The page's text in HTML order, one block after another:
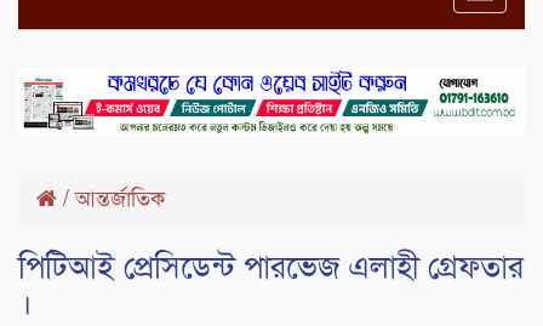
/আন্তর্জাতিক
পিটিআই প্রেসিডেন্ট পারভেজ এলাহী গ্রেফতার
।